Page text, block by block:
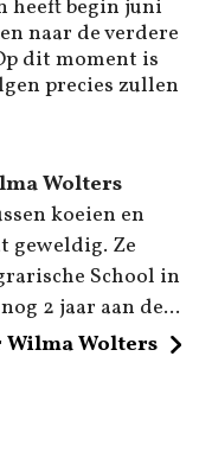
heeft begin juni
naar de verdere
dit moment is
precies zullen
Wolters
koeien en
geweldig. Ze
School in
2 jaar aan de...
Wolters